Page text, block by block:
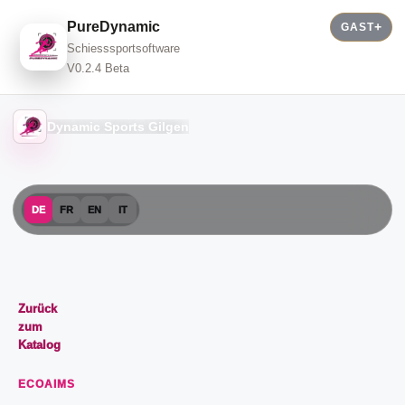
PureDynamic
Schiesssportsoftware
V0.2.4 Beta
GAST
Dynamic Sports Gilgen
DE FR EN IT
Zurück
zum
Katalog
ECOAIMS